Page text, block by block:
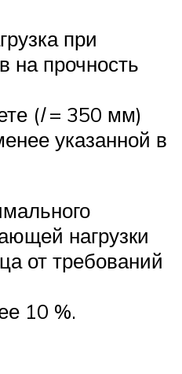
при
на прочность
(l= 350 мм)
указанной в
нагрузки
от требований
10 %.